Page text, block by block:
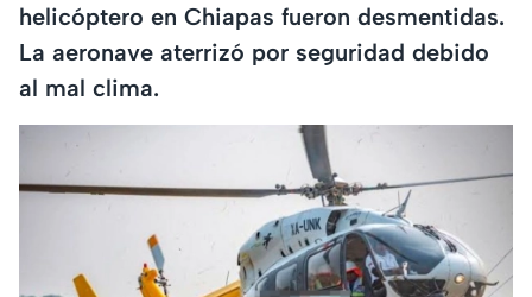
helicóptero en Chiapas fueron desmentidas.
La aeronave aterrizó por seguridad debido
al mal clima.